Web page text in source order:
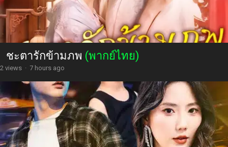
ชะตารักข้ามภพ (พากย์ไทย)
2 views · 7 hours ago